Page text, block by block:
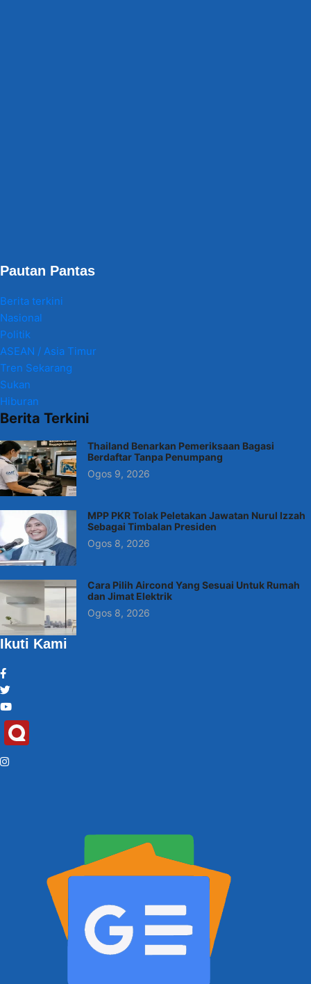
Pautan Pantas
Berita terkini
Nasional
Politik
ASEAN / Asia Timur
Tren Sekarang
Sukan
Hiburan
Berita Terkini
Thailand Benarkan Pemeriksaan Bagasi
Berdaftar Tanpa Penumpang
Ogos 9, 2026
MPP PKR Tolak Peletakan Jawatan Nurul Izzah
Sebagai Timbalan Presiden
Ogos 8, 2026
Cara Pilih Aircond Yang Sesuai Untuk Rumah
dan Jimat Elektrik
Ogos 8, 2026
Ikuti Kami